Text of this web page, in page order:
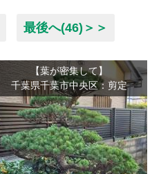
最後へ(46)＞＞
【葉が密集して】
千葉県千葉市中央区：剪定